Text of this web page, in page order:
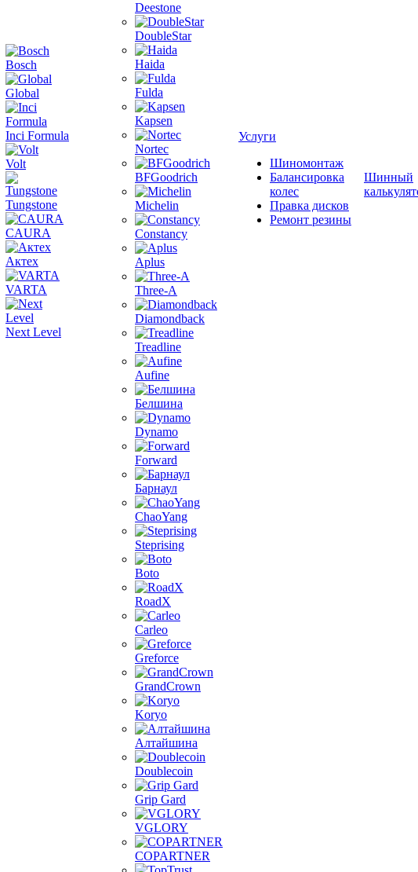
Bosch
Global
Inci Formula
Volt
Tungstone
CAURA
Актех
VARTA
Next Level
Deestone
DoubleStar
Haida
Fulda
Kapsen
Nortec
BFGoodrich
Michelin
Constancy
Aplus
Three-A
Diamondback
Treadline
Aufine
Белшина
Dynamo
Forward
Барнаул
ChaoYang
Steprising
Boto
RoadX
Carleo
Greforce
GrandCrown
Koryo
Алтайшина
Doublecoin
Grip Gard
VGLORY
COPARTNER
Услуги
Шиномонтаж
Балансировка
колес
Правка дисков
Ремонт резины
Шинный